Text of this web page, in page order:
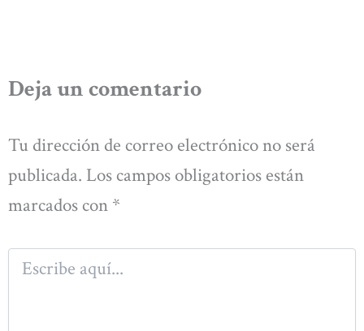
Deja un comentario
Tu dirección de correo electrónico no será
publicada. Los campos obligatorios están
marcados con *
Escribe
aquí...